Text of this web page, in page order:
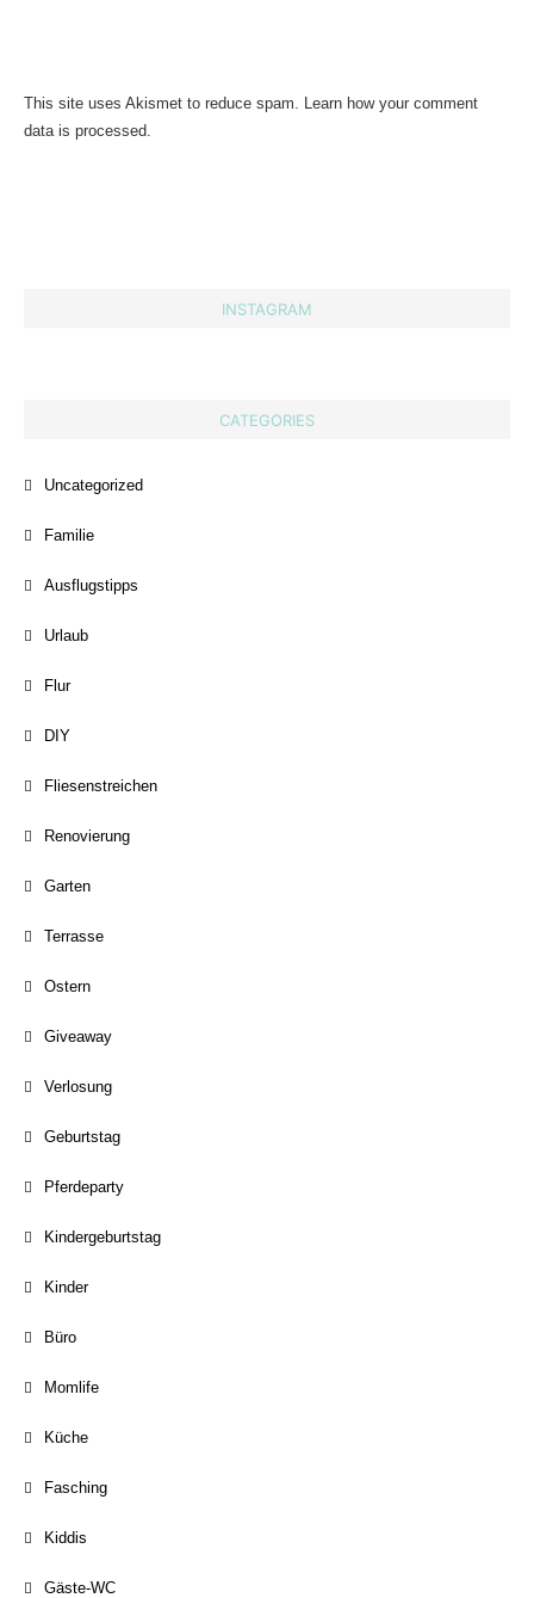
This site uses Akismet to reduce spam. Learn how your comment
data is processed.
INSTAGRAM
CATEGORIES
Uncategorized
Familie
Ausflugstipps
Urlaub
Flur
DIY
Fliesenstreichen
Renovierung
Garten
Terrasse
Ostern
Giveaway
Verlosung
Geburtstag
Pferdeparty
Kindergeburtstag
Kinder
Büro
Momlife
Küche
Fasching
Kiddis
Gäste-WC